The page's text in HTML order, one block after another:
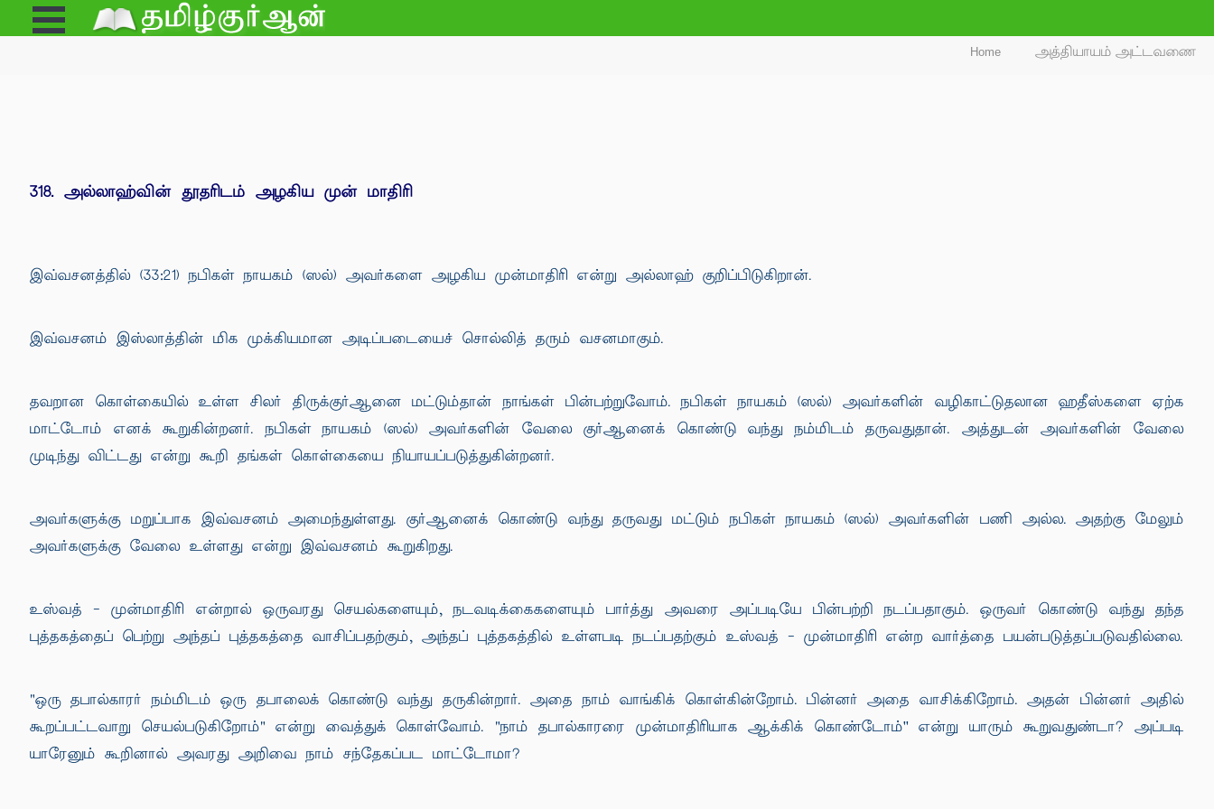
Open
Menu
Home அத்தியாயம் அட்டவணை
318. அல்லாஹ்வின் தூதரிடம் அழகிய முன் மாதிரி
இவ்வசனத்தில் (33:21) நபிகள் நாயகம் (ஸல்) அவர்களை அழகிய முன்மாதிரி என்று அல்லாஹ் குறிப்பிடுகிறான்.
இவ்வசனம் இஸ்லாத்தின் மிக முக்கியமான அடிப்படையைச் சொல்லித் தரும் வசனமாகும்.
தவறான கொள்கையில் உள்ள சிலர் திருக்குர்ஆனை மட்டும்தான் நாங்கள் பின்பற்றுவோம். நபிகள் நாயகம் (ஸல்) அவர்களின் வழிகாட்டுதலான ஹதீஸ்களை ஏற்க
மாட்டோம் எனக் கூறுகின்றனர். நபிகள் நாயகம் (ஸல்) அவர்களின் வேலை குர்ஆனைக் கொண்டு வந்து நம்மிடம் தருவதுதான். அத்துடன் அவர்களின் வேலை
முடிந்து விட்டது என்று கூறி தங்கள் கொள்கையை நியாயப்படுத்துகின்றனர்.
அவர்களுக்கு மறுப்பாக இவ்வசனம் அமைந்துள்ளது. குர்ஆனைக் கொண்டு வந்து தருவது மட்டும் நபிகள் நாயகம் (ஸல்) அவர்களின் பணி அல்ல. அதற்கு மேலும்
அவர்களுக்கு வேலை உள்ளது என்று இவ்வசனம் கூறுகிறது.
உஸ்வத் - முன்மாதிரி என்றால் ஒருவரது செயல்களையும், நடவடிக்கைகளையும் பார்த்து அவரை அப்படியே பின்பற்றி நடப்பதாகும். ஒருவர் கொண்டு வந்து தந்த
புத்தகத்தைப் பெற்று அந்தப் புத்தகத்தை வாசிப்பதற்கும், அந்தப் புத்தகத்தில் உள்ளபடி நடப்பதற்கும் உஸ்வத் - முன்மாதிரி என்ற வார்த்தை பயன்படுத்தப்படுவதில்லை.
"ஒரு தபால்காரர் நம்மிடம் ஒரு தபாலைக் கொண்டு வந்து தருகின்றார். அதை நாம் வாங்கிக் கொள்கின்றோம். பின்னர் அதை வாசிக்கிறோம். அதன் பின்னர் அதில்
கூறப்பட்டவாறு செயல்படுகிறோம்" என்று வைத்துக் கொள்வோம். "நாம் தபால்காரரை முன்மாதிரியாக ஆக்கிக் கொண்டோம்'' என்று யாரும் கூறுவதுண்டா? அப்படி
யாரேனும் கூறினால் அவரது அறிவை நாம் சந்தேகப்பட மாட்டோமா?